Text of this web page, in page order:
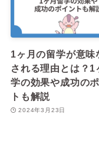
1ヶ月の留学が意味
される理由とは？1
学の効果や成功の
トも解説
2024年3月23日